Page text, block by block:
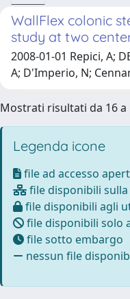
WallFlex colonic
study at two
2008-01-01 Repici, A;
A; D'Imperio, N;
Mostrati risultati da 16 a
Legenda icone
file ad accesso
file disponibili
file disponibili agli
file disponibili solo
file sotto embargo
nessun file